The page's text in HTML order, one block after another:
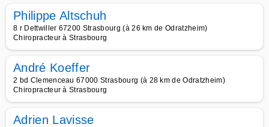
Philippe Altschuh
8 r Dettwiller 67200 Strasbourg (à 26 km de Odratzheim)
Chiropracteur à Strasbourg
André Koeffer
2 bd Clemenceau 67000 Strasbourg (à 28 km de Odratzheim)
Chiropracteur à Strasbourg
Adrien Lavisse